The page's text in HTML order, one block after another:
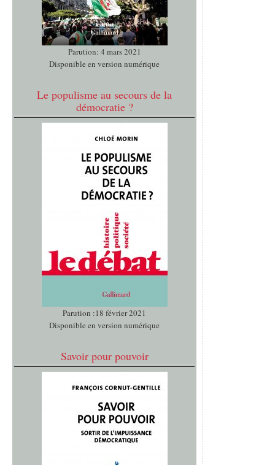
Parution: 4 mars 2021
Disponible en version numérique
Le populisme au secours de la
démocratie ?
Parution :18 février 2021
Disponible en version numérique
Savoir pour pouvoir